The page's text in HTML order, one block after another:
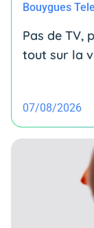
Bouygues
Pas de TV,
tout sur la
07/08/2026